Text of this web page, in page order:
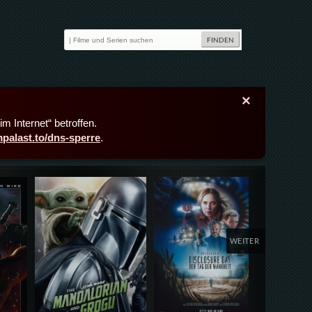
×
Internet“ betroffen.
dns-sperre.
Details,Play Details,Play
WEITER